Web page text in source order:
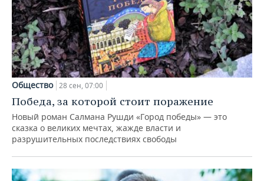
КИБЕРСПОРТ
ФИГУРНОЕ КАТАНИЕ
ВОДНЫЕ ВИДЫ СПОРТА
ХОККЕЙ С МЯЧОМ
КУЛЬТУРА
МЕДИЦИНА
ОБРАЗОВАНИЕ
ПРОИСШЕСТВИЯ
СПИСОК КОМПАНИЙ
Общество 28 сен, 07:00
Победа, за которой стоит поражение
Новый роман Салмана Рушди «Город победы» — это
сказка о великих мечтах, жажде власти и
разрушительных последствиях свободы